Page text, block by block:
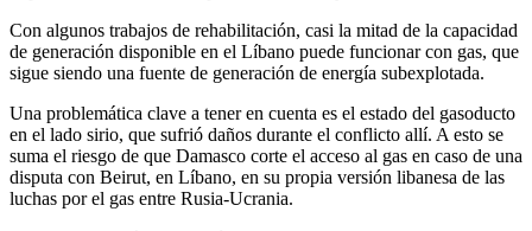
Con algunos trabajos de rehabilitación, casi la mitad de la capacidad
de generación disponible en el Líbano puede funcionar con gas, que
sigue siendo una fuente de generación de energía subexplotada.
Una problemática clave a tener en cuenta es el estado del gasoducto
en el lado sirio, que sufrió daños durante el conflicto allí. A esto se
suma el riesgo de que Damasco corte el acceso al gas en caso de una
disputa con Beirut, en Líbano, en su propia versión libanesa de las
luchas por el gas entre Rusia-Ucrania.